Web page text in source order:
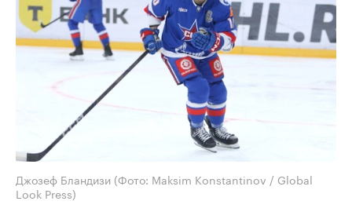
Джозеф Бландизи (Фото: Maksim Konstantinov / Global
Look Press)